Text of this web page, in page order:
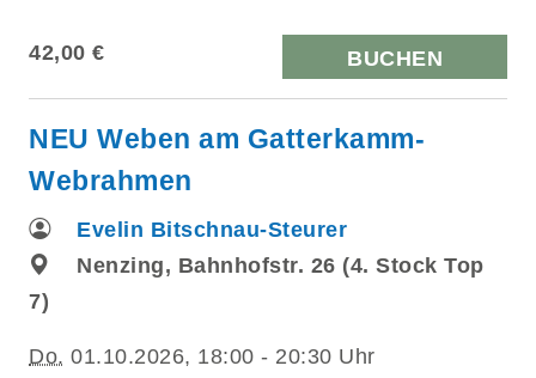
42,00 € BUCHEN
NEU Weben am Gatterkamm-
Webrahmen
Evelin Bitschnau-Steurer
Nenzing, Bahnhofstr. 26 (4. Stock Top
7)
Do. 01.10.2026, 18:00 - 20:30 Uhr